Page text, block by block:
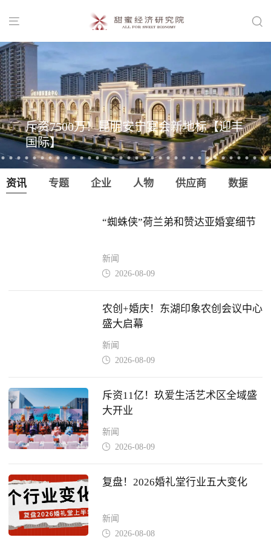
 
斥资7500万！昆明安宁宴会新地标【迎丰
国际】
资讯 专题 企业 人物 供应商 数据
“蜘蛛侠”荷兰弟和赞达亚婚宴细节
新闻
 2026-08-09
农创+婚庆！东湖印象农创会议中心
盛大启幕
新闻
 2026-08-09
斥资11亿！玖爱生活艺术区全域盛
大开业
新闻
 2026-08-09
复盘！2026婚礼堂行业五大变化
新闻
 2026-08-08